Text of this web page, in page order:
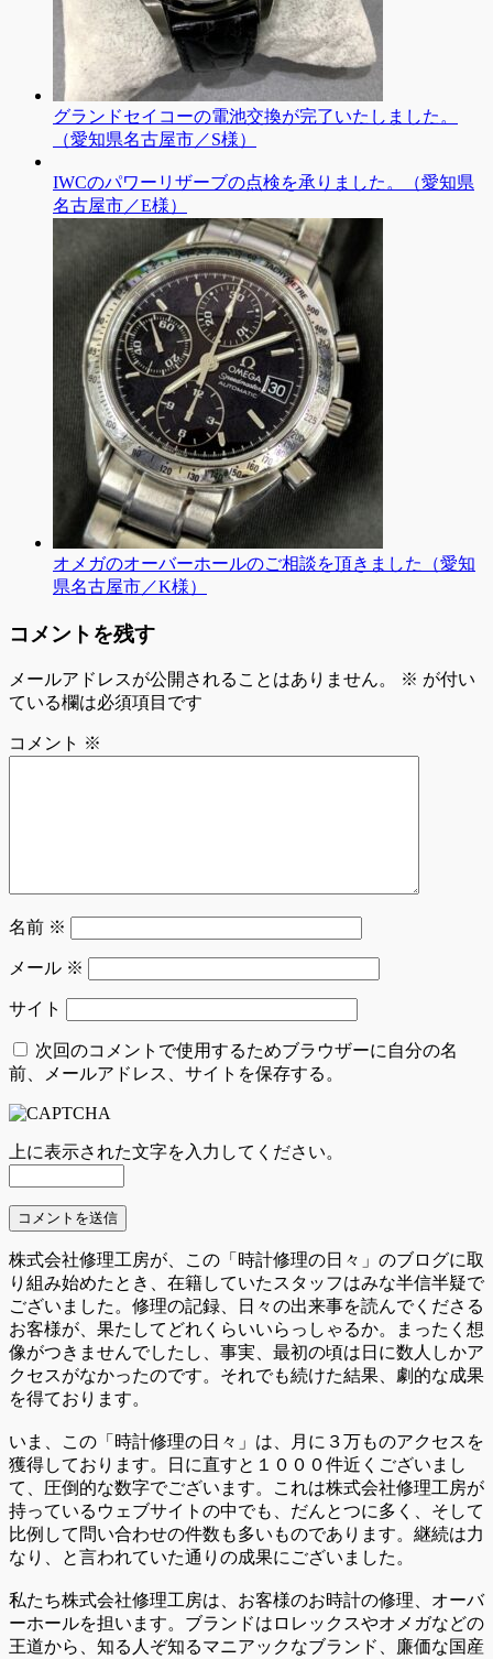
グランドセイコーの電池交換が完了いたしました。
（愛知県名古屋市／S様）
IWCのパワーリザーブの点検を承りました。（愛知県
名古屋市／E様）
オメガのオーバーホールのご相談を頂きました（愛知
県名古屋市／K様）
コメントを残す
メールアドレスが公開されることはありません。 ※ が付い
ている欄は必須項目です
コメント ※
名前 ※
メール ※
サイト
次回のコメントで使用するためブラウザーに自分の名
前、メールアドレス、サイトを保存する。
上に表示された文字を入力してください。
株式会社修理工房が、この「時計修理の日々」のブログに取
り組み始めたとき、在籍していたスタッフはみな半信半疑で
ございました。修理の記録、日々の出来事を読んでくださる
お客様が、果たしてどれくらいいらっしゃるか。まったく想
像がつきませんでしたし、事実、最初の頃は日に数人しかア
クセスがなかったのです。それでも続けた結果、劇的な成果
を得ております。
いま、この「時計修理の日々」は、月に３万ものアクセスを
獲得しております。日に直すと１０００件近くございまし
て、圧倒的な数字でございます。これは株式会社修理工房が
持っているウェブサイトの中でも、だんとつに多く、そして
比例して問い合わせの件数も多いものであります。継続は力
なり、と言われていた通りの成果にございました。
私たち株式会社修理工房は、お客様のお時計の修理、オーバ
ーホールを担います。ブランドはロレックスやオメガなどの
王道から、知る人ぞ知るマニアックなブランド、廉価な国産